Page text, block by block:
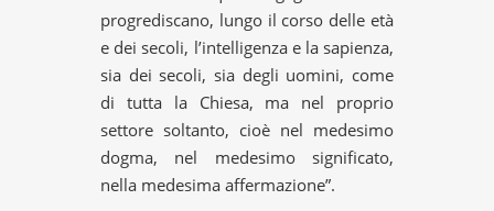
progrediscano, lungo il corso delle età
e dei secoli, l’intelligenza e la sapienza,
sia dei secoli, sia degli uomini, come
di tutta la Chiesa, ma nel proprio
settore soltanto, cioè nel medesimo
dogma, nel medesimo significato,
nella medesima affermazione”.